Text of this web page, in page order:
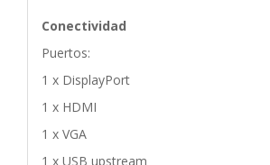
Conectividad
Puertos:
1 x DisplayPort
1 x HDMI
1 x VGA
1 x USB upstream